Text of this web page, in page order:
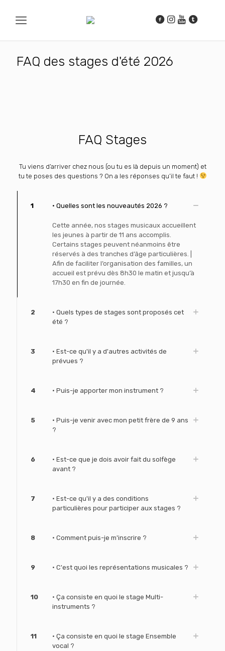
FAQ des stages d'été 2026
FAQ Stages
Tu viens d’arriver chez nous (ou tu es là depuis un moment) et
tu te poses des questions ? On a les réponses qu’il te faut !
1 • Quelles sont les nouveautés 2026 ?
Cette année, nos stages musicaux accueillent
les jeunes à partir de 11 ans accomplis.
Certains stages peuvent néanmoins être
réservés à des tranches d’âge particulières. |
Afin de faciliter l’organisation des familles, un
accueil est prévu dès 8h30 le matin et jusqu’à
17h30 en fin de journée.
2
• Quels types de stages sont proposés cet
été ?
3
• Est-ce qu'il y a d'autres activités de
prévues ?
4 • Puis-je apporter mon instrument ?
5
• Puis-je venir avec mon petit frère de 9 ans
?
6
• Est-ce que je dois avoir fait du solfège
avant ?
7
• Est-ce qu'il y a des conditions
particulières pour participer aux stages ?
8 • Comment puis-je m'inscrire ?
9 • C'est quoi les représentations musicales ?
10
• Ça consiste en quoi le stage Multi-
instruments ?
11
• Ça consiste en quoi le stage Ensemble
vocal ?